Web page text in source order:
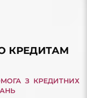
КРЕДИТАМ
З КРЕДИТНИХ